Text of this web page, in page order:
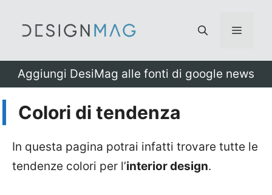
Menu
Aggiungi DesiMag alle fonti di google news
Colori di tendenza
In questa pagina potrai infatti trovare tutte le
tendenze colori per l’interior design.